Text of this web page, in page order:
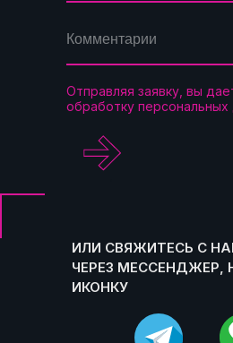
ИЛИ СВЯЖИТЕСЬ С
ЧЕРЕЗ МЕССЕНДЖЕР,
ИКОНКУ
Отправляя заявку, вы
обработку персональных